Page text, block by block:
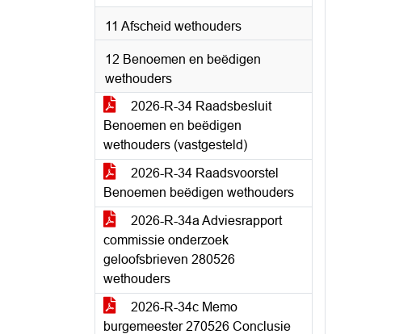
11 Afscheid wethouders
12 Benoemen en beëdigen
wethouders
2026-R-34 Raadsbesluit
Benoemen en beëdigen
wethouders (vastgesteld)
2026-R-34 Raadsvoorstel
Benoemen beëdigen wethouders
2026-R-34a Adviesrapport
commissie onderzoek
geloofsbrieven 280526
wethouders
2026-R-34c Memo
burgemeester 270526 Conclusie